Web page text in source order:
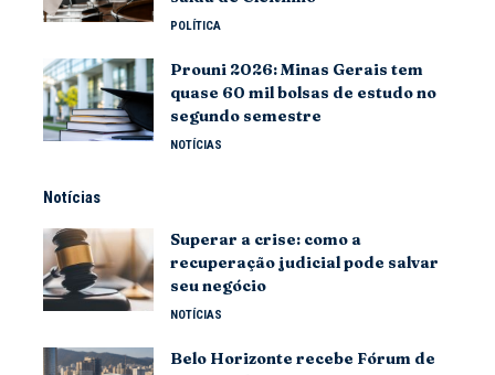
POLÍTICA
Prouni 2026: Minas Gerais tem
quase 60 mil bolsas de estudo no
segundo semestre
NOTÍCIAS
Notícias
Superar a crise: como a
recuperação judicial pode salvar
seu negócio
NOTÍCIAS
Belo Horizonte recebe Fórum de